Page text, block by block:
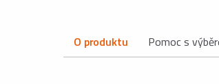
O produktu Pomoc s